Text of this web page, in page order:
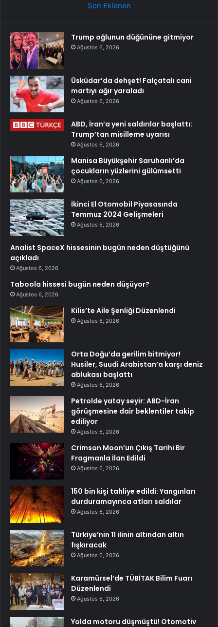
Son Eklenen
Trump oğlunun düğününe gitmiyor
Ağustos 6, 2026
Üsküdar’da dehşet! Falçatalı cani
martıyı ağır yaraladı
Ağustos 6, 2026
ABD, İran’a yeni saldırılar başlattı:
Trump’tan misilleme uyarısı
Ağustos 6, 2026
Manisa Büyükşehir Saruhanlı’da
çocukların yüzlerini gülümsetti
Ağustos 6, 2026
İkinci El Otomobil Piyasasında
Temmuz 2024 Gelişmeleri
Ağustos 6, 2026
Analist SpaceX hissesinin bugün neden düştüğünü
açıkladı
Ağustos 6, 2026
Taboola hissesi bugün neden düşüyor?
Ağustos 6, 2026
Kilis’te Aile Şenliği Düzenlendi
Ağustos 6, 2026
Orta Doğu’da gerilim bitmiyor!
Husiler, Suudi Arabistan’a karşı deniz
ablukası başlattı
Ağustos 6, 2026
Petrolde yatay seyir: ABD-İran
görüşmesine dair beklentiler takip
ediliyor
Ağustos 6, 2026
Crimson Moon’un Çıkış Tarihi Bir
Fragmanla İlan Edildi
Ağustos 6, 2026
150 bin kişi tahliye edildi: Yangınları
durduramayınca atları saldılar
Ağustos 6, 2026
Türkiye’nin 11 ilinin altından altın
fışkıracak
Ağustos 6, 2026
Karamürsel’de TÜBİTAK Bilim Fuarı
Düzenlendi
Ağustos 6, 2026
Yolda motoru düşmüştü! Otomotiv